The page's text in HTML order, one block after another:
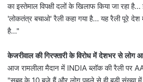
का इस्तेमाल विपक्षी दलों के खिलाफ किया जा रहा
'लोकतंत्र बचाओ' रैली कहा गया है… यह रैली पूरे
है…"
केजरीवाल की गिरफ्तारी के विरोध में देशभर से लोग
आज रामलीला मैदान में INDIA ब्लॉक की रैली पर